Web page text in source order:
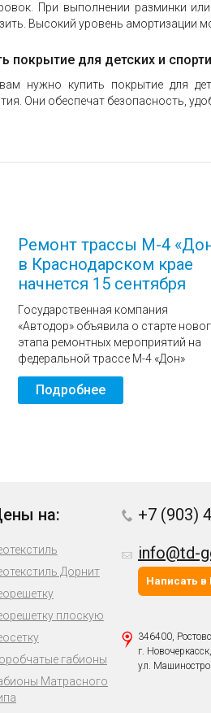
При выполнении разминки
Высокий уровень амортизации
покрытие для детских и
нужно купить покрытие для
Они обеспечат безопасность,
Ремонт трассы М-4
в Краснодарском крае
начнется 15 сентября
Государственная компания
«Автодор» объявила о старте
этапа ремонтных мероприятий на
федеральной трассе М-4 «Дон»
Подробнее
на:
Дорнит
плоскую
габионы
Матрасного
+7 (903)
info@td-
Написать в
346400,
г. Новочеркасск,
ул.